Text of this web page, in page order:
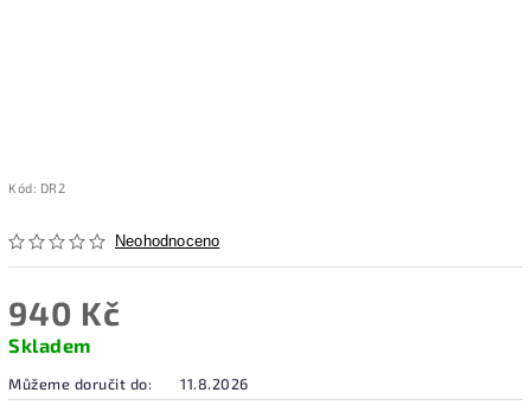
Kód: DR2
Neohodnoceno
940 Kč
Skladem
Můžeme doručit do: 11.8.2026